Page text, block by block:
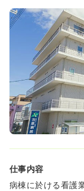
生活を支える諸
仕事内容
病棟に於ける看護